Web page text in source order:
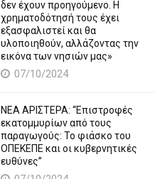
δεν έχουν προηγούμενο. Η
χρηματοδότησή τους έχει
εξασφαλιστεί και θα
υλοποιηθούν, αλλάζοντας την
εικόνα των νησιών μας»
07/10/2024
ΝΕΑ ΑΡΙΣΤΕΡΑ: “Επιστροφές
εκατομμυρίων από τους
παραγωγούς: Το φιάσκο του
ΟΠΕΚΕΠΕ και οι κυβερνητικές
ευθύνες”